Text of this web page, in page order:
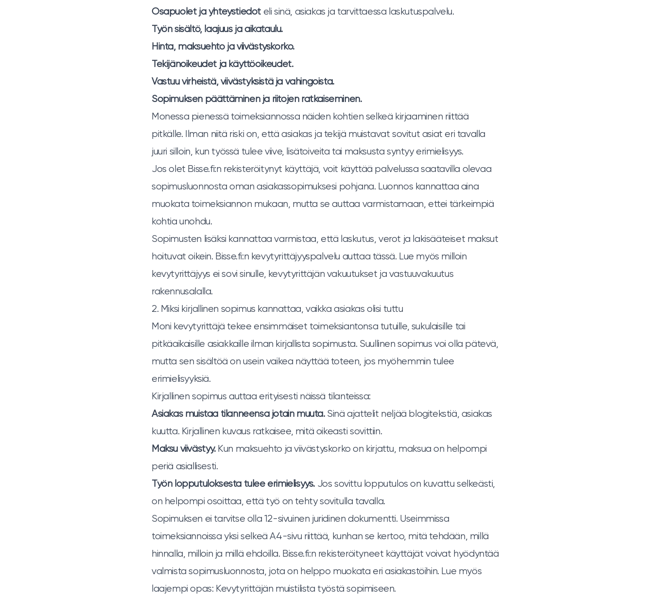
Osapuolet ja yhteystiedot eli sinä, asiakas ja tarvittaessa laskutuspalvelu.
Työn sisältö, laajuus ja aikataulu.
Hinta, maksuehto ja viivästyskorko.
Tekijänoikeudet ja käyttöoikeudet.
Vastuu virheistä, viivästyksistä ja vahingoista.
Sopimuksen päättäminen ja riitojen ratkaiseminen.
Monessa pienessä toimeksiannossa näiden kohtien selkeä kirjaaminen riittää
pitkälle. Ilman niitä riski on, että asiakas ja tekijä muistavat sovitut asiat eri tavalla
juuri silloin, kun työssä tulee viive, lisätoiveita tai maksusta syntyy erimielisyys.
Jos olet Bisse.fi:n rekisteröitynyt käyttäjä, voit käyttää palvelussa saatavilla olevaa
sopimusluonnosta oman asiakassopimuksesi pohjana. Luonnos kannattaa aina
muokata toimeksiannon mukaan, mutta se auttaa varmistamaan, ettei tärkeimpiä
kohtia unohdu.
Sopimusten lisäksi kannattaa varmistaa, että laskutus, verot ja lakisääteiset maksut
hoituvat oikein. Bisse.fi:n kevytyrittäjyyspalvelu auttaa tässä. Lue myös milloin
kevytyrittäjyys ei sovi sinulle, kevytyrittäjän vakuutukset ja vastuuvakuutus
rakennusalalla.
2. Miksi kirjallinen sopimus kannattaa, vaikka asiakas olisi tuttu
Moni kevytyrittäjä tekee ensimmäiset toimeksiantonsa tutuille, sukulaisille tai
pitkäaikaisille asiakkaille ilman kirjallista sopimusta. Suullinen sopimus voi olla pätevä,
mutta sen sisältöä on usein vaikea näyttää toteen, jos myöhemmin tulee
erimielisyyksiä.
Kirjallinen sopimus auttaa erityisesti näissä tilanteissa:
Asiakas muistaa tilanneensa jotain muuta.Sinä ajattelit neljää blogitekstiä, asiakas
kuutta. Kirjallinen kuvaus ratkaisee, mitä oikeasti sovittiin.
Maksu viivästyy.Kun maksuehto ja viivästyskorko on kirjattu, maksua on helpompi
periä asiallisesti.
Työn lopputuloksesta tulee erimielisyys. Jos sovittu lopputulos on kuvattu selkeästi,
on helpompi osoittaa, että työ on tehty sovitulla tavalla.
Sopimuksen ei tarvitse olla 12-sivuinen juridinen dokumentti. Useimmissa
toimeksiannoissa yksi selkeä A4-sivu riittää, kunhan se kertoo, mitä tehdään, millä
hinnalla, milloin ja millä ehdoilla. Bisse.fi:n rekisteröityneet käyttäjät voivat hyödyntää
valmista sopimusluonnosta, jota on helppo muokata eri asiakastöihin. Lue myös
laajempi opas: Kevytyrittäjän muistilista työstä sopimiseen.